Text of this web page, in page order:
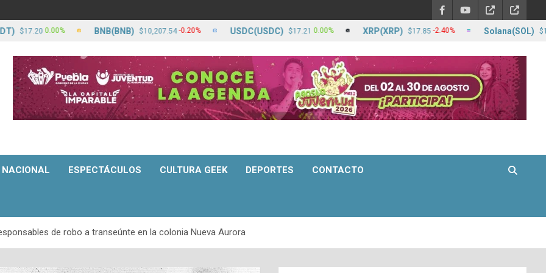
NACIONAL ESPECTÁCULOS CULTURA GEEK DEPORTES CONTACTO
de robo a transeúnte en la colonia Nueva Aurora
0.00% BNB(BNB) $10,207.54 -0.20% USDC(USDC) $17.21 0.00% XRP(XRP) $17.85 -2.40% Solana(SOL)